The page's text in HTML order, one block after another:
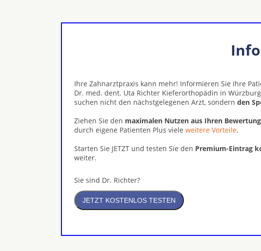
Ihre Zahnarztpraxis kann mehr! Informieren Sie Ihre
Dr. med. dent. Uta Richter Kieferorthopädin in
suchen nicht den nächstgelegenen Arzt, sondern den
Ziehen Sie den maximalen Nutzen aus Ihren
durch eigene Patienten Plus viele weitere Vorteile.
Starten Sie JETZT und testen Sie den Premium-Eintrag
weiter.
Sie sind Dr. Richter?